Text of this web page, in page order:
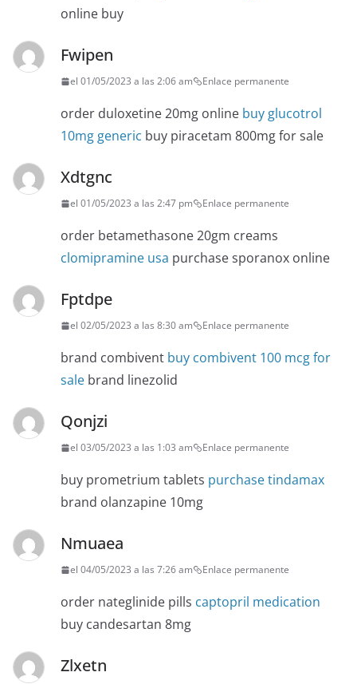
online buy
Fwipen
el 01/05/2023 a las 2:06 am Enlace permanente
order duloxetine 20mg online buy glucotrol
10mg generic buy piracetam 800mg for sale
Xdtgnc
el 01/05/2023 a las 2:47 pm Enlace permanente
order betamethasone 20gm creams
clomipramine usa purchase sporanox online
Fptdpe
el 02/05/2023 a las 8:30 am Enlace permanente
brand combivent buy combivent 100 mcg for
sale brand linezolid
Qonjzi
el 03/05/2023 a las 1:03 am Enlace permanente
buy prometrium tablets purchase tindamax
brand olanzapine 10mg
Nmuaea
el 04/05/2023 a las 7:26 am Enlace permanente
order nateglinide pills captopril medication
buy candesartan 8mg
Zlxetn